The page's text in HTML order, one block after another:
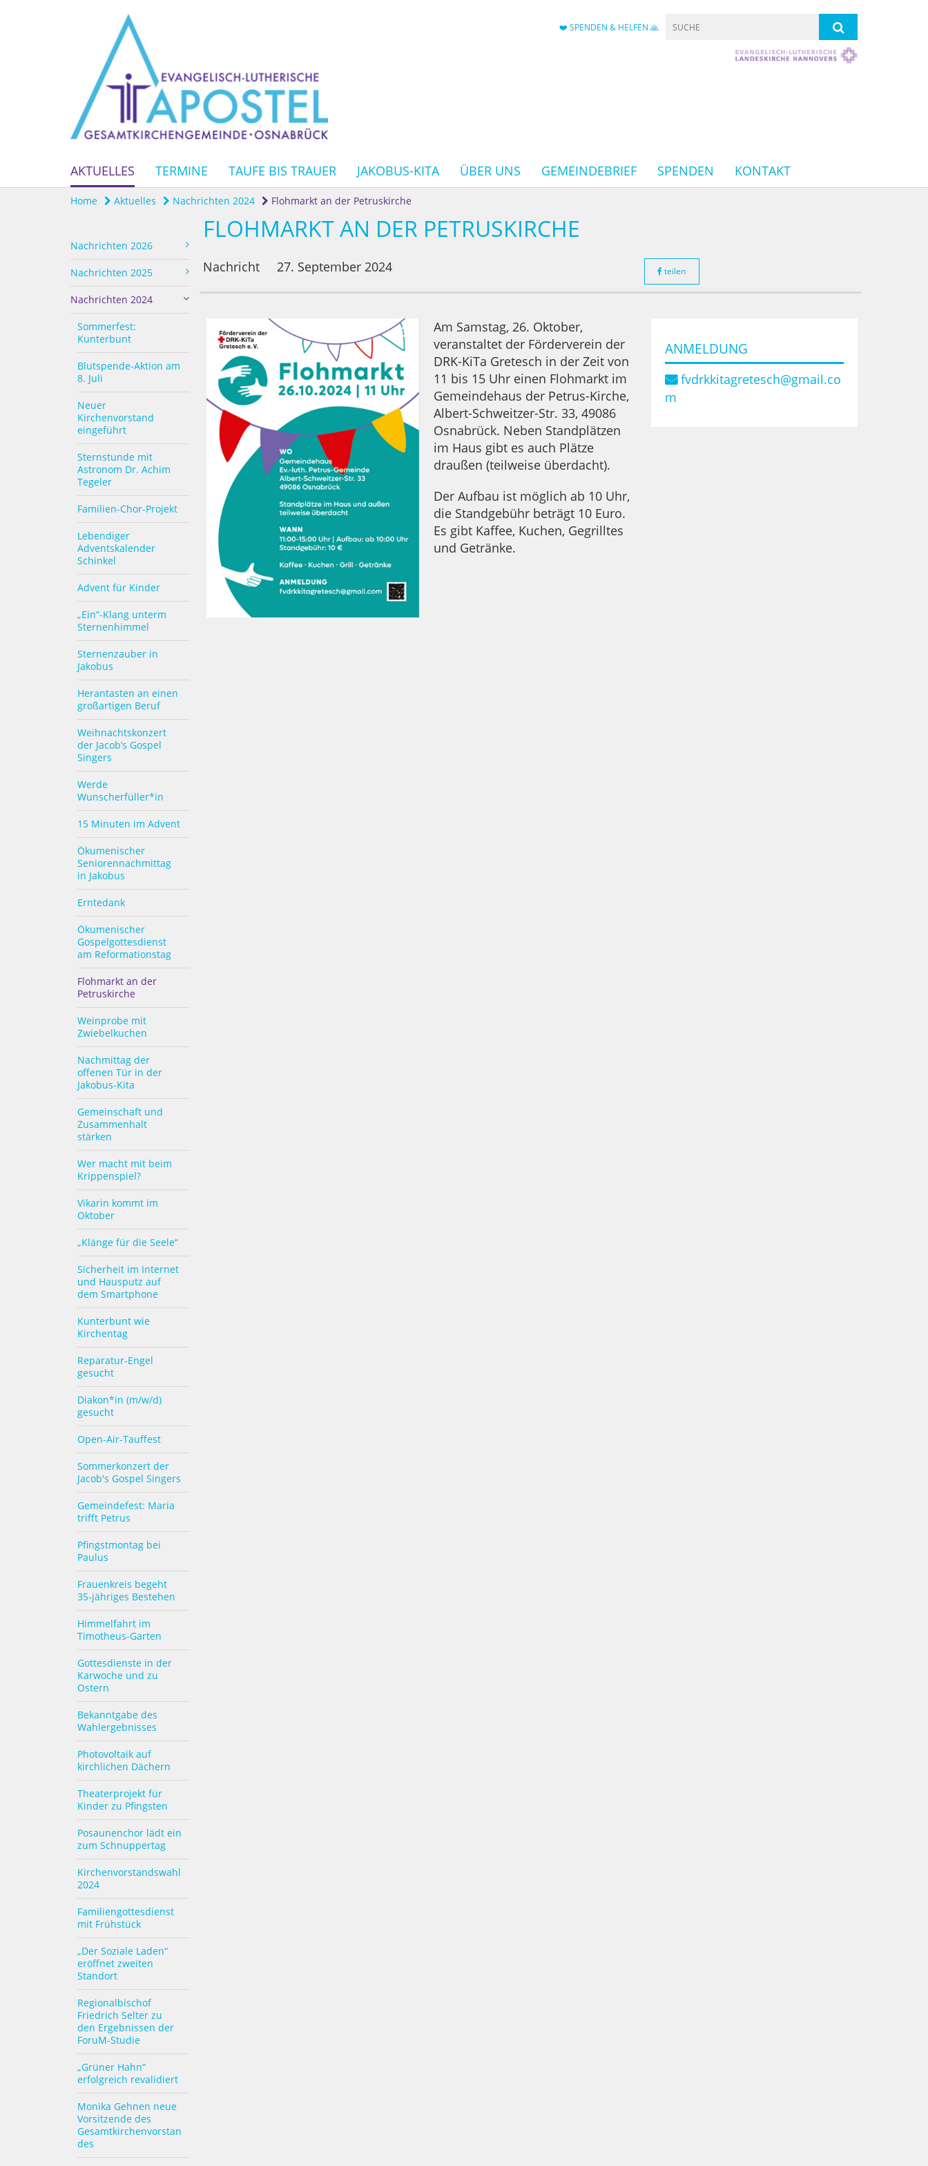
❤️ SPENDEN & HELFEN 🙏
AKTUELLES TERMINE TAUFE BIS TRAUER JAKOBUS-KITA ÜBER UNS GEMEINDEBRIEF SPENDEN KONTAKT
Home Aktuelles Nachrichten 2024 Flohmarkt an der Petruskirche
Nachrichten 2026
Nachrichten 2025
Nachrichten 2024
Sommerfest:
Kunterbunt
Blutspende-Aktion am
8. Juli
Neuer
Kirchenvorstand
eingeführt
Sternstunde mit
Astronom Dr. Achim
Tegeler
Familien-Chor-Projekt
Lebendiger
Adventskalender
Schinkel
Advent für Kinder
„Ein“-Klang unterm
Sternenhimmel
Sternenzauber in
Jakobus
Herantasten an einen
großartigen Beruf
Weihnachtskonzert
der Jacob’s Gospel
Singers
Werde
Wunscherfüller*in
15 Minuten im Advent
Ökumenischer
Seniorennachmittag
in Jakobus
Erntedank
Ökumenischer
Gospelgottesdienst
am Reformationstag
Flohmarkt an der
Petruskirche
Weinprobe mit
Zwiebelkuchen
Nachmittag der
offenen Tür in der
Jakobus-Kita
Gemeinschaft und
Zusammenhalt
stärken
Wer macht mit beim
Krippenspiel?
Vikarin kommt im
Oktober
„Klänge für die Seele“
Sicherheit im Internet
und Hausputz auf
dem Smartphone
Kunterbunt wie
Kirchentag
Reparatur-Engel
gesucht
Diakon*in (m/w/d)
gesucht
Open-Air-Tauffest
Sommerkonzert der
Jacob's Gospel Singers
Gemeindefest: Maria
trifft Petrus
Pfingstmontag bei
Paulus
Frauenkreis begeht
35-jähriges Bestehen
Himmelfahrt im
Timotheus-Garten
Gottesdienste in der
Karwoche und zu
Ostern
Bekanntgabe des
Wahlergebnisses
Photovoltaik auf
kirchlichen Dächern
Theaterprojekt für
Kinder zu Pfingsten
Posaunenchor lädt ein
zum Schnuppertag
Kirchenvorstandswahl
2024
Familiengottesdienst
mit Frühstück
„Der Soziale Laden“
eröffnet zweiten
Standort
Regionalbischof
Friedrich Selter zu
den Ergebnissen der
ForuM-Studie
„Grüner Hahn“
erfolgreich revalidiert
Monika Gehnen neue
Vorsitzende des
Gesamtkirchenvorstan
des
FLOHMARKT AN DER PETRUSKIRCHE
Nachricht 27. September 2024 teilen
Am Samstag, 26. Oktober,
veranstaltet der Förderverein der
DRK-KiTa Gretesch in der Zeit von
11 bis 15 Uhr einen Flohmarkt im
Gemeindehaus der Petrus-Kirche,
Albert-Schweitzer-Str. 33, 49086
Osnabrück. Neben Standplätzen
im Haus gibt es auch Plätze
draußen (teilweise überdacht).
Der Aufbau ist möglich ab 10 Uhr,
die Standgebühr beträgt 10 Euro.
Es gibt Kaffee, Kuchen, Gegrilltes
und Getränke.
ANMELDUNG
fvdrkkitagretesch@gmail.co
m